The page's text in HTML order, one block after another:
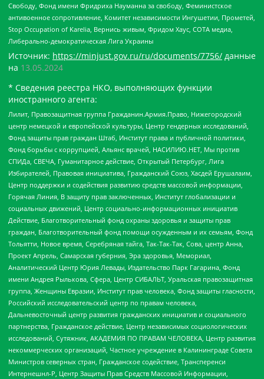
Свободу, Фонд имени Фридриха Науманна за свободу, Феминистское
антивоенное сопротивление, Комитет независимости Ингушетии, Прометей,
Stop Occupation of Karelia, Вернись живым, Фридом Хаус, СОТА медиа,
Либерально-демократическая Лига Украины
Источник: https://minjust.gov.ru/ru/documents/7756/ данные
на 13.05.2024
* Сведения реестра НКО, выполняющих функции
иностранного агента:
Лилит, Правозащитная группа Гражданин.Армия.Право, Нижегородский
центр немецкой и европейской культуры, Центр гендерных исследований,
Фонд защиты прав граждан Штаб, Институт права и публичной политики,
Фонд борьбы с коррупцией, Альянс врачей, НАСИЛИЮ.НЕТ, Мы против
СПИДа, СВЕЧА, Гуманитарное действие, Открытый Петербург, Лига
Избирателей, Правовая инициатива, Гражданский Союз, Хасдей Ерушалаим,
Центр поддержки и содействия развитию средств массовой информации,
Горячая Линия, В защиту прав заключенных, Институт глобализации и
социальных движений, Центр социально-информационных инициатив
Действие, Благотворительный фонд охраны здоровья и защиты прав
граждан, Благотворительный фонд помощи осужденным и их семьям, Фонд
Тольятти, Новое время, Серебряная тайга, Так-Так-Так, Сова, центр Анна,
Проект Апрель, Самарская губерния, Эра здоровья, Мемориал,
Аналитический Центр Юрия Левады, Издательство Парк Гагарина, Фонд
имени Андрея Рылькова, Сфера, Центр СИБАЛЬТ, Уральская правозащитная
группа, Женщины Евразии, Институт прав человека, Фонд защиты гласности,
Российский исследовательский центр по правам человека,
Дальневосточный центр развития гражданских инициатив и социального
партнерства, Гражданское действие, Центр независимых социологических
исследований, Сутяжник, АКАДЕМИЯ ПО ПРАВАМ ЧЕЛОВЕКА, Центр развития
некоммерческих организаций, Частное учреждение в Калининграде Совета
Министров северных стран, Гражданское содействие, Трансперенси
Интернешнл-Р, Центр Защиты Прав Средств Массовой Информации,